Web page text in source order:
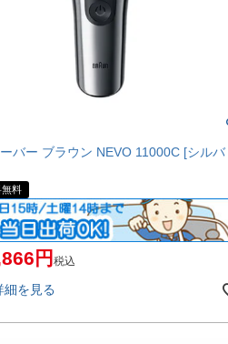
バー ブラウン NEVO 11000C [シルバ
無料
税込
細を見る